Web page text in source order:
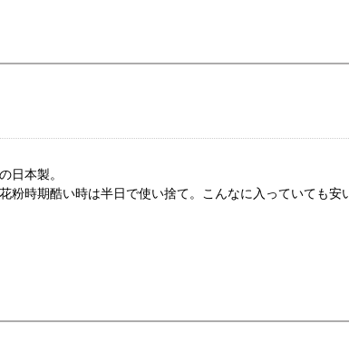
日本製。
粉時期酷い時は半日で使い捨て。こんなに入っていても安